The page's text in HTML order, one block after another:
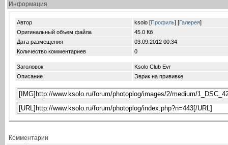
Информация
Автор ksolo [Профиль] [Галерея]
Оригинальный объем файла
45.0 Кб
Дата размещения
03.09.2012 00:34
Количество комментариев
0
Заголовок
Ksolo Club Evr
Описание
Эврик на прививке
Комментарии